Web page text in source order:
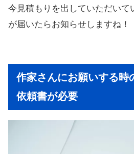
今見積もりを出していただいて
が届いたらお知らせしますね！
作家さんにお願いする時
依頼書が必要